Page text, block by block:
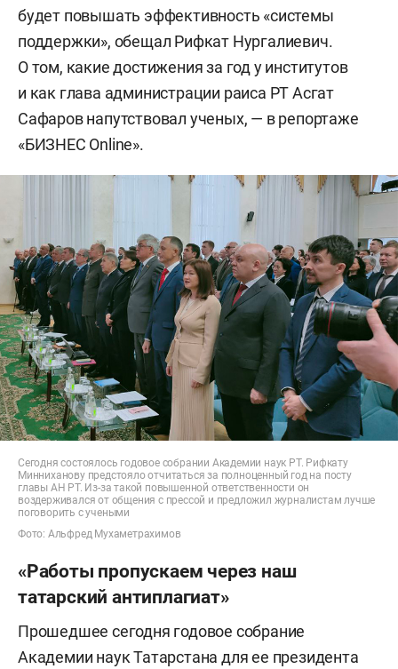
будет повышать эффективность «системы
поддержки», обещал Рифкат Нургалиевич.
О том, какие достижения за год у институтов
и как глава администрации раиса РТ Асгат
Сафаров напутствовал ученых, — в репортаже
«БИЗНЕС Online».
Сегодня состоялось годовое собрании Академии наук РТ. Рифкату
Минниханову предстояло отчитаться за полноценный год на посту
главы АН РТ. Из-за такой повышенной ответственности он
воздерживался от общения с прессой и предложил журналистам лучше
поговорить с учеными
Фото: Альфред Мухаметрахимов
«Работы пропускаем через наш
татарский антиплагиат»
Прошедшее сегодня годовое собрание
Академии наук Татарстана для ее президента